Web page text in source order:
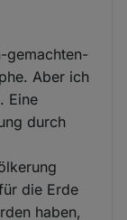
gemachten-
Aber ich
Eine
durch
die Erde
haben,